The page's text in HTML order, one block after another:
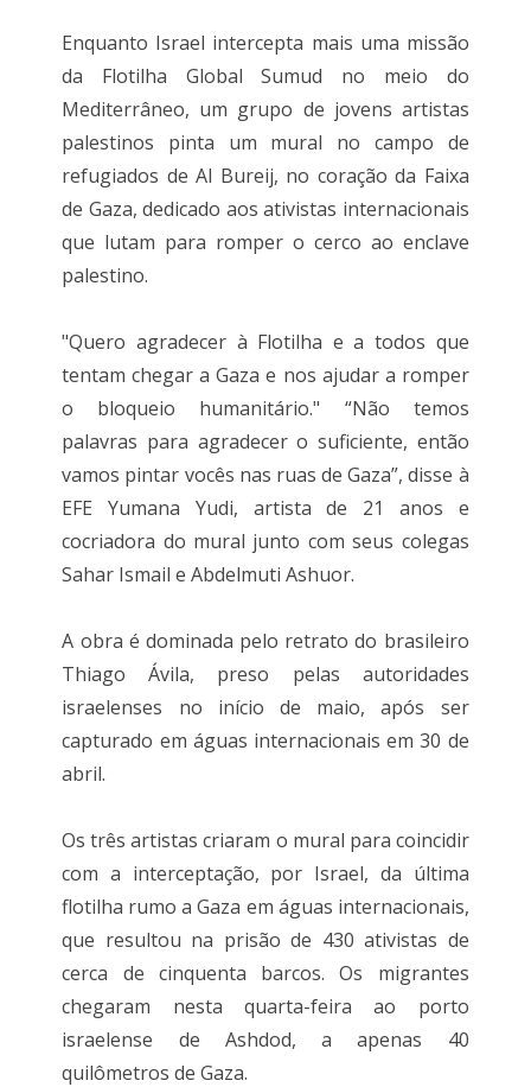
Enquanto Israel intercepta mais uma missão
da Flotilha Global Sumud no meio do
Mediterrâneo, um grupo de jovens artistas
palestinos pinta um mural no campo de
refugiados de Al Bureij, no coração da Faixa
de Gaza, dedicado aos ativistas internacionais
que lutam para romper o cerco ao enclave
palestino.
"Quero agradecer à Flotilha e a todos que
tentam chegar a Gaza e nos ajudar a romper
o bloqueio humanitário." “Não temos
palavras para agradecer o suficiente, então
vamos pintar vocês nas ruas de Gaza”, disse à
EFE Yumana Yudi, artista de 21 anos e
cocriadora do mural junto com seus colegas
Sahar Ismail e Abdelmuti Ashuor.
A obra é dominada pelo retrato do brasileiro
Thiago Ávila, preso pelas autoridades
israelenses no início de maio, após ser
capturado em águas internacionais em 30 de
abril.
Os três artistas criaram o mural para coincidir
com a interceptação, por Israel, da última
flotilha rumo a Gaza em águas internacionais,
que resultou na prisão de 430 ativistas de
cerca de cinquenta barcos. Os migrantes
chegaram nesta quarta-feira ao porto
israelense de Ashdod, a apenas 40
quilômetros de Gaza.